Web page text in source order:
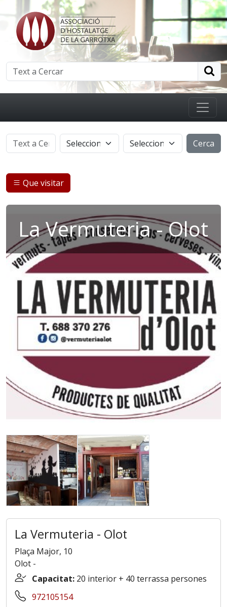
Cerca
Que visitar
La Vermuteria - Olot
La Vermuteria - Olot
Plaça Major, 10
Olot -
Capacitat: 20 interior + 40 terrassa persones
972105154